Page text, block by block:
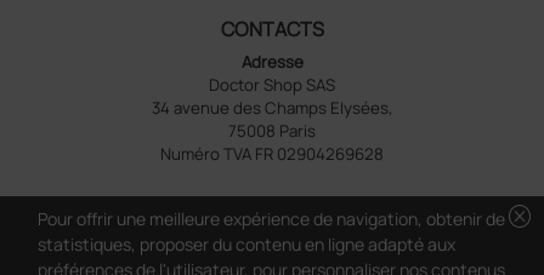
CONTACTS
Adresse
Doctor Shop SAS
34 avenue des Champs Elysées,
75008 Paris
Numéro TVA FR 02904269628
cancel
Pour offrir une meilleure expérience de navigation, obtenir de
statistiques, proposer du contenu en ligne adapté aux
préférences de l'utilisateur, pour personnaliser nos contenus